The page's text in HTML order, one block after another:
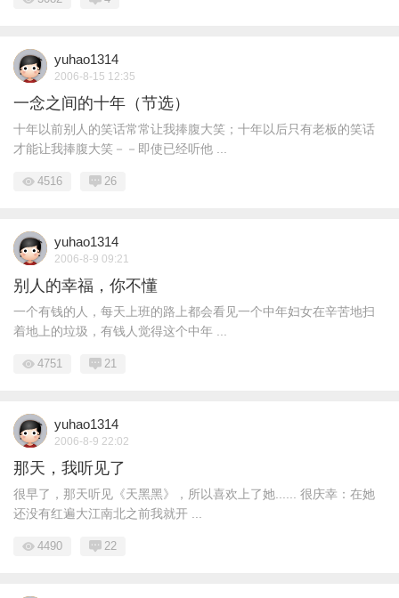
yuhao1314
2006-8-15 12:35
一念之间的十年（节选）
十年以前别人的笑话常常让我捧腹大笑；十年以后只有老板的笑话
才能让我捧腹大笑－－即使已经听他 ...
4516 26
yuhao1314
2006-8-9 09:21
别人的幸福，你不懂
一个有钱的人，每天上班的路上都会看见一个中年妇女在辛苦地扫
着地上的垃圾，有钱人觉得这个中年 ...
4751 21
yuhao1314
2006-8-9 22:02
那天，我听见了
很早了，那天听见《天黑黑》，所以喜欢上了她...... 很庆幸：在她
还没有红遍大江南北之前我就开 ...
4490 22